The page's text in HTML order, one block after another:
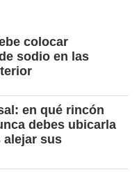
colocar
sodio en las
en qué rincón
debes ubicarla
alejar sus